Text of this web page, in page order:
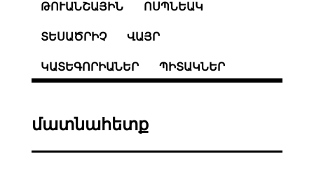
ԹՈՒԱՆՇԱՅԻՆ ՈՍՊՆԵԱԿ
ՏԵՍԱԾՐԻՉ ՎԱՅՐ
ԿԱՏԵԳՈՐԻԱՆԵՐ ՊԻՏԱԿՆԵՐ
մատնահետք